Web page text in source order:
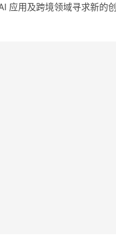
应用及跨境领域寻求新的